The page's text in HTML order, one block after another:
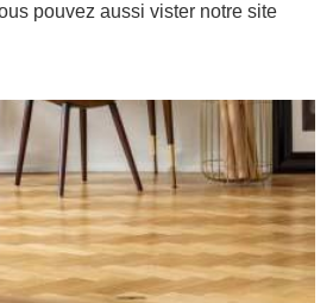
pouvez aussi vister notre site